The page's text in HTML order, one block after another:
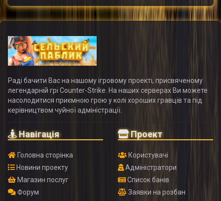
Раді бачити Вас на нашому ігровому проекті, присвяченому
легендарній грі Counter-Strike. На наших серверах Ви можете
насолодитися приємною грою у колі хороших гравців та під
керівництвом чуйної адміністрації.
Навігація
Головна сторінка
Новини проекту
Магазин послуг
Форум
Проект
Користувачі
Адміністратори
Список банів
Заявки на розбан